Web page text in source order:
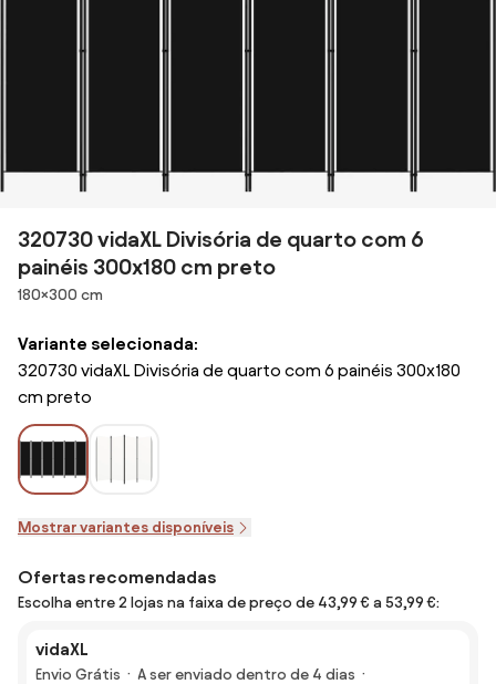
320730 vidaXL Divisória de quarto com 6
painéis 300x180 cm preto
Dimensões
180×300 cm
Variante selecionada:
320730 vidaXL Divisória de quarto com 6 painéis 300x180
cm preto
Mostrar variantes disponíveis
Ofertas recomendadas
Escolha entre 2 lojas na faixa de preço de 43,99 € a 53,99 €:
vidaXL
Envio Grátis
A ser enviado dentro de 4 dias